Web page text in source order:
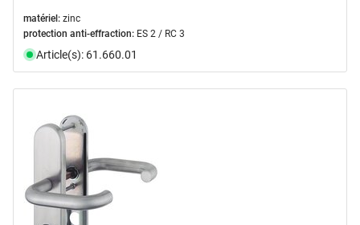
matériel: zinc
protection anti-effraction: ES 2 / RC 3
Article(s): 61.660.01